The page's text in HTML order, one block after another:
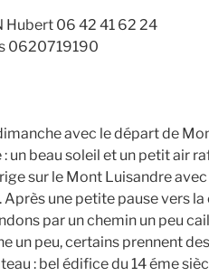
Hubert 06 42 41 62 24
0620719190
avec le départ de
un beau soleil et un petit air
sur le Mont Luisandre avec
Après une petite pause vers
par un chemin un peu
un peu, certains prennent
: bel édifice du 14 éme